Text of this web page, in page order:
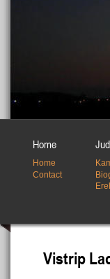
Vistrip
Home
Home
Contact